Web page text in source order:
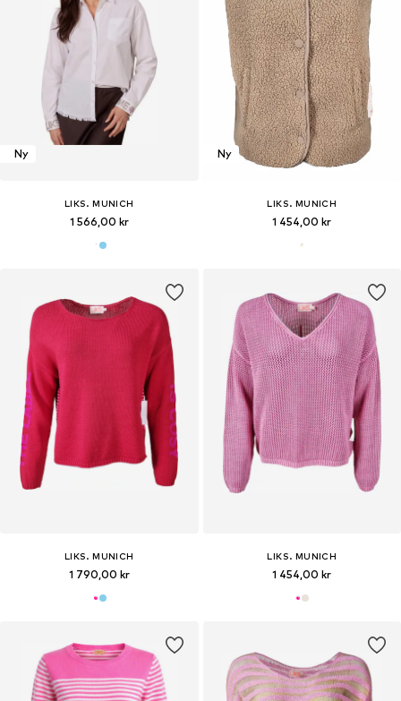
Ny
LIKS. MUNICH
1 566,00 kr
Ny
LIKS. MUNICH
1 454,00 kr
LIKS. MUNICH
1 790,00 kr
LIKS. MUNICH
1 454,00 kr